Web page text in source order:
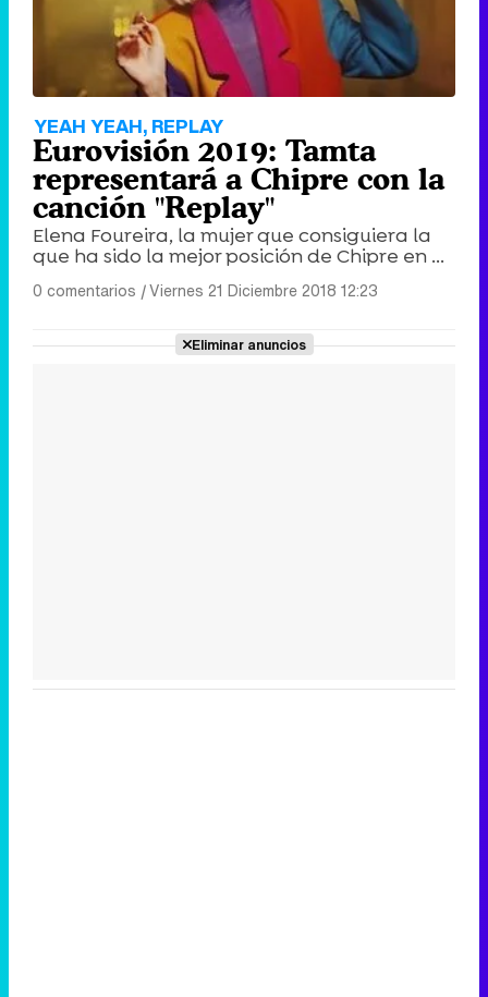
YEAH YEAH, REPLAY
Eurovisión 2019: Tamta
representará a Chipre con la
canción "Replay"
Elena Foureira, la mujer que consiguiera la
que ha sido la mejor posición de Chipre en ...
0 comentarios |Viernes 21 Diciembre 2018 12:23
Eliminar anuncios